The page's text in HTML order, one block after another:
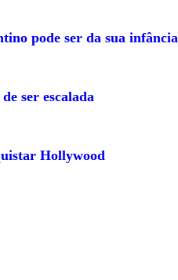
pode ser da sua infância
ser escalada
Hollywood